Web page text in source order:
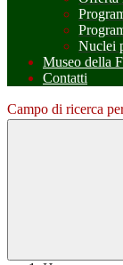
Nuclei
Museo della
Contatti
Campo di ricerca